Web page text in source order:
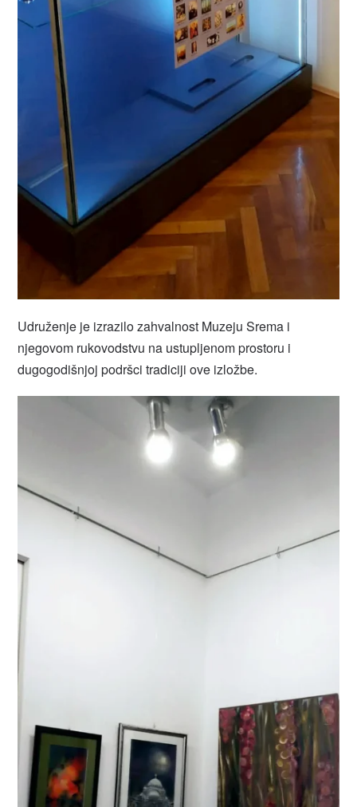
Udruženje je izrazilo zahvalnost Muzeju Srema i
njegovom rukovodstvu na ustupljenom prostoru i
dugogodišnjoj podršci tradiciji ove izložbe.